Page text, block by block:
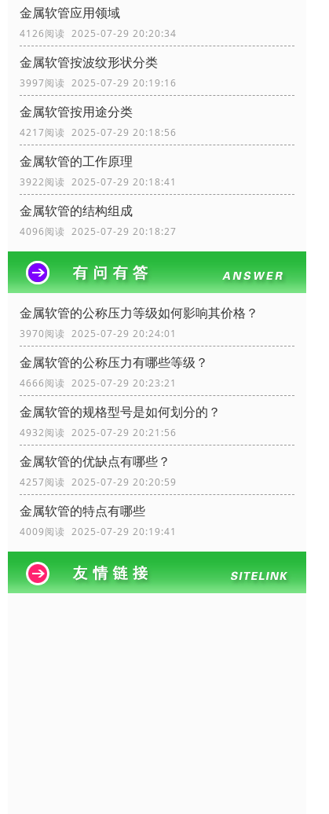
金属软管应用领域
4126阅读 2025-07-29 20:20:34
金属软管按波纹形状分类
3997阅读 2025-07-29 20:19:16
金属软管按用途分类
4217阅读 2025-07-29 20:18:56
金属软管的工作原理
3922阅读 2025-07-29 20:18:41
金属软管的结构组成
4096阅读 2025-07-29 20:18:27
金属软管的公称压力等级如何影响其价格？
3970阅读 2025-07-29 20:24:01
金属软管的公称压力有哪些等级？
4666阅读 2025-07-29 20:23:21
金属软管的规格型号是如何划分的？
4932阅读 2025-07-29 20:21:56
金属软管的优缺点有哪些？
4257阅读 2025-07-29 20:20:59
金属软管的特点有哪些
4009阅读 2025-07-29 20:19:41